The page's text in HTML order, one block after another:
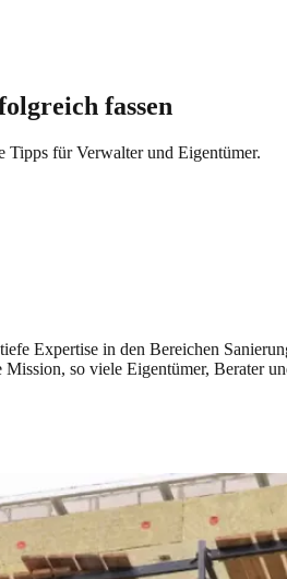
fassen
Tipps für Verwalter und Eigentümer.
Expertise in den Bereichen
so viele Eigentümer, Berater